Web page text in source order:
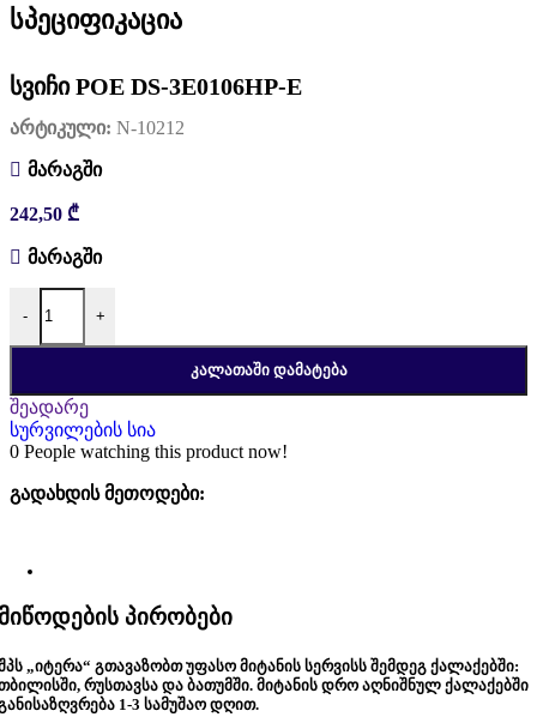
სპეციფიკაცია
სვიჩი POE DS-3E0106HP-E
არტიკული: N-10212
მარაგში
242,50 ₾
მარაგში
- +
ᲙᲐᲚᲐᲗᲐᲨᲘ ᲓᲐᲛᲐᲢᲔᲑᲐ
შეადარე
სურვილების სია
0 People watching this product now!
გადახდის მეთოდები:
პირობები
„იტერა“ გთავაზობთ უფასო მიტანის სერვისს შემდეგ ქალაქებში:
რუსთავსა და ბათუმში. მიტანის დრო აღნიშნულ ქალაქებში
1-3 სამუშაო დღით.